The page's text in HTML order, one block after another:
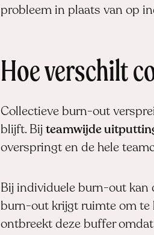
probleem in plaats van op
Hoe verschilt
Collectieve burn-out
blijft. Bij teamwijde
overspringt en de hele
Bij individuele burn-out kan
burn-out krijgt ruimte om te
ontbreekt deze buffer